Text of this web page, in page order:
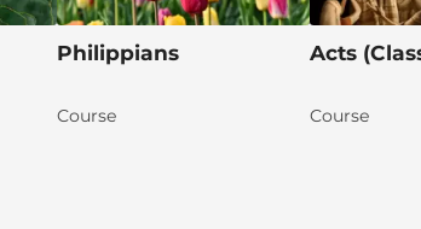
Philippians
Course
Acts
Course